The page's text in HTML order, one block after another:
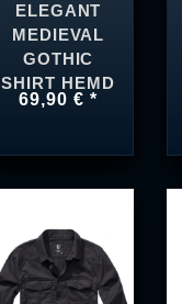
ELEGANT
MEDIEVAL
GOTHIC
SHIRT HEMD
69,90 € *